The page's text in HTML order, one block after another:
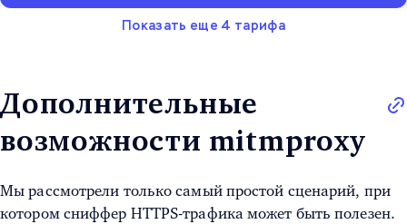
Показать еще 4 тарифа
Дополнительные
возможности mitmproxy
Мы рассмотрели только самый простой сценарий, при
котором сниффер HTTPS-трафика может быть полезен.